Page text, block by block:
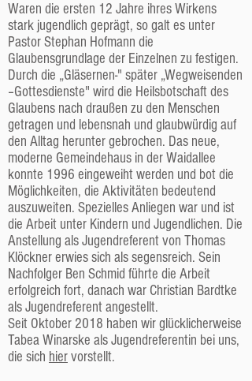
Waren die ersten 12 Jahre ihres Wirkens
stark jugendlich geprägt, so galt es unter
Pastor Stephan Hofmann die
Glaubensgrundlage der Einzelnen zu festigen.
Durch die „Gläsernen-" später „Wegweisenden
–Gottesdienste" wird die Heilsbotschaft des
Glaubens nach draußen zu den Menschen
getragen und lebensnah und glaubwürdig auf
den Alltag herunter gebrochen. Das neue,
moderne Gemeindehaus in der Waidallee
konnte 1996 eingeweiht werden und bot die
Möglichkeiten, die Aktivitäten bedeutend
auszuweiten. Spezielles Anliegen war und ist
die Arbeit unter Kindern und Jugendlichen. Die
Anstellung als Jugendreferent von Thomas
Klöckner erwies sich als segensreich. Sein
Nachfolger Ben Schmid führte die Arbeit
erfolgreich fort, danach war Christian Bardtke
als Jugendreferent angestellt.
Seit Oktober 2018 haben wir glücklicherweise
Tabea Winarske als Jugendreferentin bei uns,
die sich hiervorstellt.